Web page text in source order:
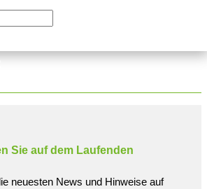
Beitrag zu finden.
Sie auf dem Laufenden
neuesten News und Hinweise auf